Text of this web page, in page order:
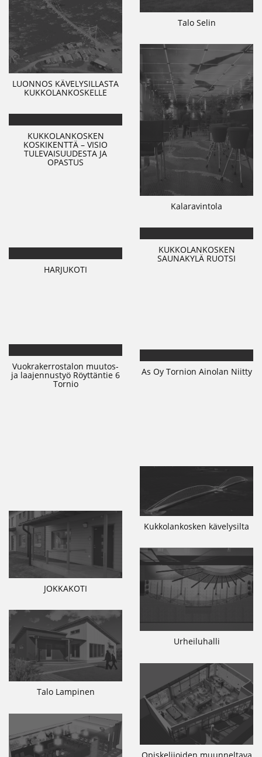
LUONNOS KÄVELYSILLASTA
KUKKOLANKOSKELLE
Talo Selin
Kalaravintola
KUKKOLANKOSKEN
KOSKIKENTTÄ – VISIO
TULEVAISUUDESTA JA
OPASTUS
KUKKOLANKOSKEN
SAUNAKYLÄ RUOTSI
HARJUKOTI
Vuokrakerrostalon muutos-
ja laajennustyö Röyttäntie 6
Tornio
As Oy Tornion Ainolan Niitty
Kukkolankosken kävelysilta
JOKKAKOTI
Urheiluhalli
Talo Lampinen